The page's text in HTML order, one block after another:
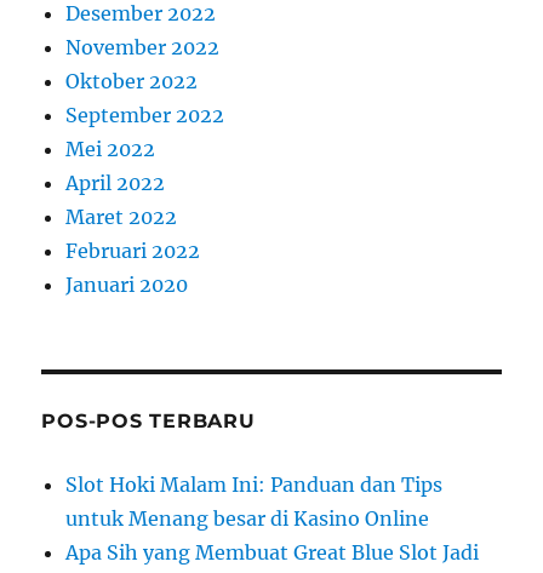
Desember 2022
November 2022
Oktober 2022
September 2022
Mei 2022
April 2022
Maret 2022
Februari 2022
Januari 2020
POS-POS TERBARU
Slot Hoki Malam Ini: Panduan dan Tips
untuk Menang besar di Kasino Online
Apa Sih yang Membuat Great Blue Slot Jadi